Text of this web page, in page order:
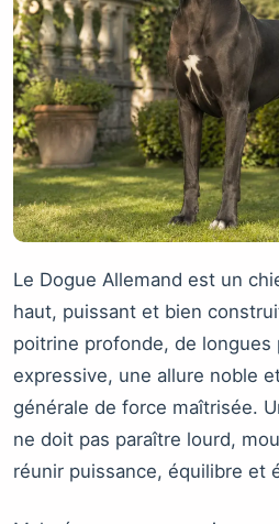
Le Dogue Allemand est un
haut, puissant et bien
poitrine profonde, de
expressive, une allure noble
générale de force maîtrisée.
ne doit pas paraître lourd,
réunir puissance, équilibre et